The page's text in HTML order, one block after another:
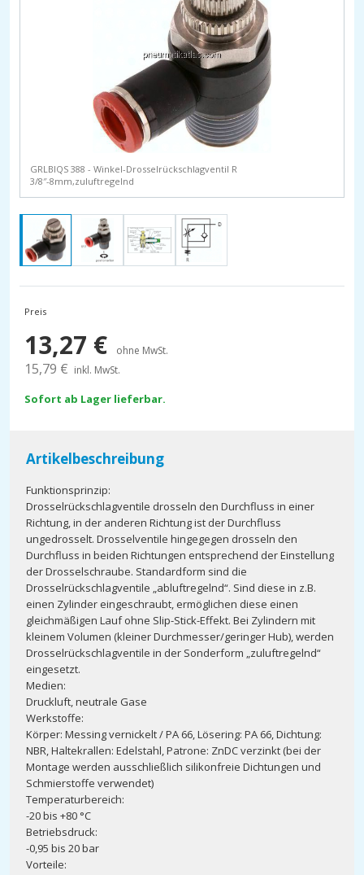
GRLBIQS 388 - Winkel-Drosselrückschlagventil R
3/8″-8mm,zuluftregelnd
Preis
13,27 € ohne MwSt.
15,79 € inkl. MwSt.
Sofort ab Lager lieferbar.
Artikelbeschreibung
Funktionsprinzip:
Drosselrückschlagventile drosseln den Durchfluss in einer
Richtung, in der anderen Richtung ist der Durchfluss
ungedrosselt. Drosselventile hingegegen drosseln den
Durchfluss in beiden Richtungen entsprechend der Einstellung
der Drosselschraube. Standardform sind die
Drosselrückschlagventile „abluftregelnd“. Sind diese in z.B.
einen Zylinder eingeschraubt, ermöglichen diese einen
gleichmäßigen Lauf ohne Slip-Stick-Effekt. Bei Zylindern mit
kleinem Volumen (kleiner Durchmesser/geringer Hub), werden
Drosselrückschlagventile in der Sonderform „zuluftregelnd“
eingesetzt.
Medien:
Druckluft, neutrale Gase
Werkstoffe:
Körper: Messing vernickelt / PA 66, Lösering: PA 66, Dichtung:
NBR, Haltekrallen: Edelstahl, Patrone: ZnDC verzinkt (bei der
Montage werden ausschließlich silikonfreie Dichtungen und
Schmierstoffe verwendet)
Temperaturbereich:
-20 bis +80 °C
Betriebsdruck:
-0,95 bis 20 bar
Vorteile: